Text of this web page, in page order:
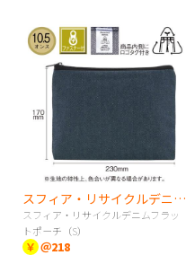
スフィア・リサイクルデニムフラットポーチ（S）
スフィア・リサイクルデニムフラッ
トポーチ（S）
￥ ＠218